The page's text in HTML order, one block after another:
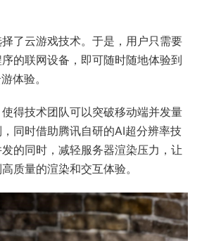
了云游戏技术。于是，用户只需要
的联网设备，即可随时随地体验到
体验。
得技术团队可以突破移动端并发量
同时借助腾讯自研的AI超分辨率技
的同时，减轻服务器渲染压力，让
质量的渲染和交互体验。